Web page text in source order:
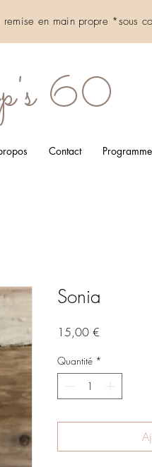
en main propre *sous
60
Contact
Sonia
15,00 €
Quantité *